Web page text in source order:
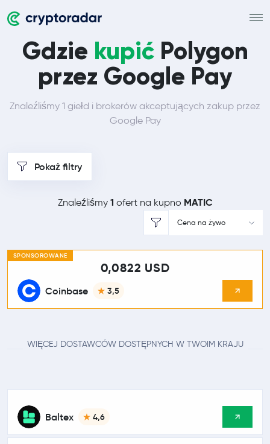
Gdzie kupićPolygon
przez Google Pay
Znaleźliśmy 1 giełd i brokerów akceptujących zakup przez
Google Pay
Pokaż filtry
Znaleźliśmy 1 ofert na kupno MATIC
Cena na żywo
SPONSOROWANE
Coinbase 3,5
0,0822 USD
WIĘCEJ DOSTAWCÓW DOSTĘPNYCH W TWOIM KRAJU
Baltex 4,6